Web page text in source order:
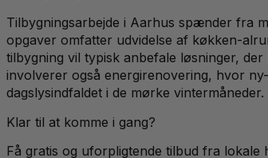
Tilbygningsarbejde i Aarhus spænder fra
opgaver omfatter udvidelse af køkken-
tilbygning vil typisk anbefale løsninger,
involverer også energirenovering, hvor
dagslysindfaldet i de mørke
Klar til at komme i gang?
Få gratis og uforpligtende tilbud fra lokale